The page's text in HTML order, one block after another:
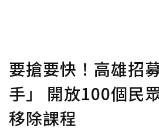
要搶要快！高雄招
手」 開放100個民
移除課程